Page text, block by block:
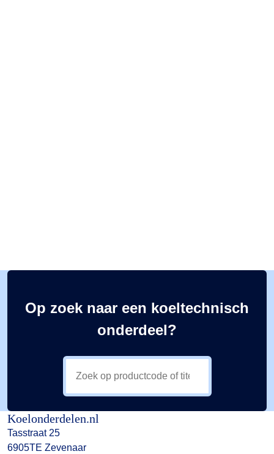
Op zoek naar een koeltechnisch
onderdeel?
Koelonderdelen.nl
Tasstraat 25
6905TE Zevenaar